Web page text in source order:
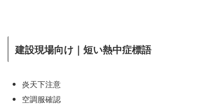
建設現場向け｜短い熱中症標語
炎天下注意
空調服確認